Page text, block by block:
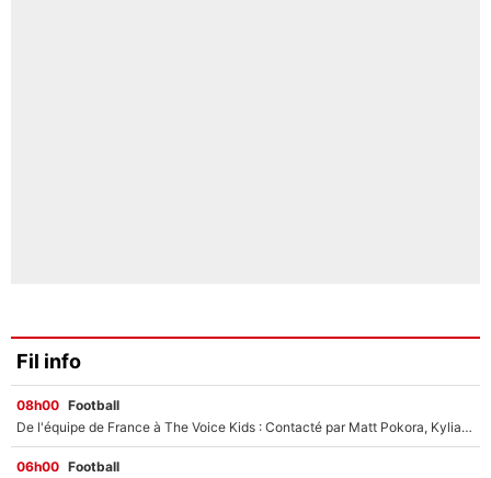
Fil info
08h00 Football
De l'équipe de France à The Voice Kids : Contacté par Matt Pokora, Kylian Mbappé a accepté de jouer un rôle inédit sur TF1 !
06h00 Football